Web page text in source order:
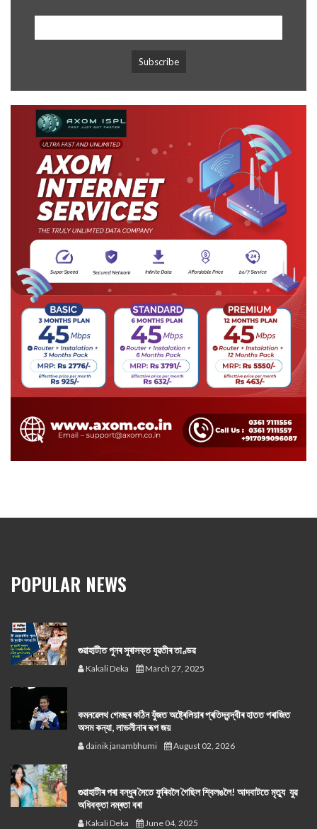
POPULAR NEWS
গুৱাহাটীত পুনৰ সুৰাসক্ত যুৱতীৰ তাণ্ডৱ
Kakali Deka March 27, 2025
কমনৱেলথ গেমছৰ কঠিন যুঁজত অষ্ট্ৰেলিয়াৰ প্ৰতিদ্বন্দ্বীৰ হাতত পৰাজিত
অসম কন্যা, লাভলীনাৰ ৰূপ জয়
dainik janambhumi August 02, 2026
গুৱাহাটীৰ পৰা বন্ধুৰ সৈতে ফুৰিবলৈ গৈছিল শ্বিলঙলৈ! আদবাটতে মৃত্যু যুৱ
অধিবক্তা নম্ৰতা বৰা
Kakali Deka June 04, 2025